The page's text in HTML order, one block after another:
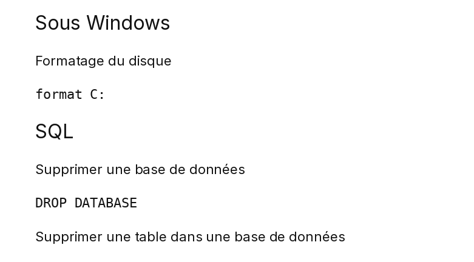
Sous Windows
Formatage du disque
format C:
SQL
Supprimer une base de données
DROP DATABASE
Supprimer une table dans une base de données